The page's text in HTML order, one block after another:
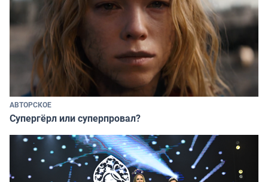
АВТОРСКОЕ
Супергёрл или суперпровал?